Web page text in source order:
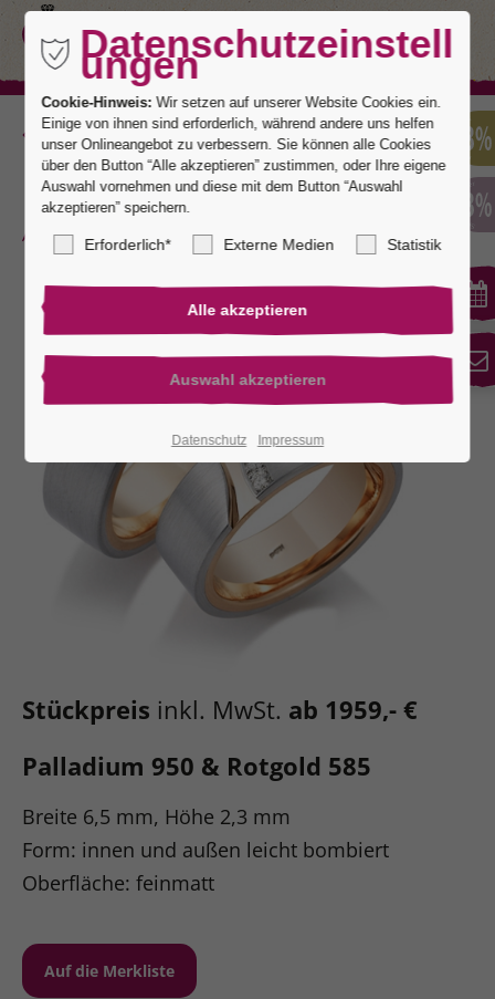
Zurück
Monaco 8
Stückpreis inkl. MwSt. ab 1959,- €
Palladium 950 & Rotgold 585
Breite 6,5 mm, Höhe 2,3 mm
Form: innen und außen leicht bombiert
Oberfläche: feinmatt
Datenschutzeinstell
ungen
Cookie-Hinweis: Wir setzen auf unserer Website Cookies ein.
Einige von ihnen sind erforderlich, während andere uns helfen
unser Onlineangebot zu verbessern. Sie können alle Cookies
über den Button “Alle akzeptieren” zustimmen, oder Ihre eigene
Auswahl vornehmen und diese mit dem Button “Auswahl
akzeptieren” speichern.
Erforderlich* Externe Medien Statistik
Datenschutz Impressum